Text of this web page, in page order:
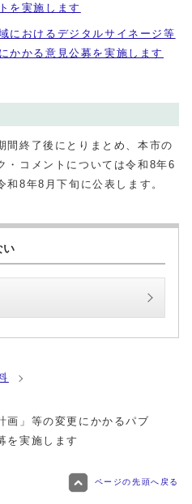
を実施します
におけるデジタルサイネージ等
かかる意見公募を実施します
終了後にとりまとめ、本市の
・コメントについては令和 8年6
和 8年8 月下旬に公表します。
い
」等の変更にかかるパブ
を実施します
ページの先頭へ戻る